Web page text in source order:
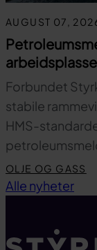
AUGUST 07,
Forbundet
stabile
HMS-
OLJE OG GASS
Alle nyheter